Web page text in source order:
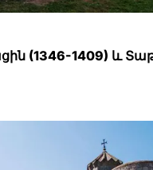
(1346-1409) և